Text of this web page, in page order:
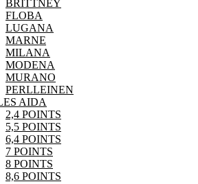
BRITTNEY
FLOBA
LUGANA
MARNE
MILANA
MODENA
MURANO
PERLLEINEN
AIDA
2,4 POINTS
5,5 POINTS
6,4 POINTS
7 POINTS
8 POINTS
8,6 POINTS